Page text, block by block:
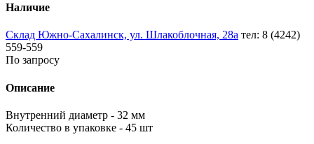
Наличие
Склад Южно-Сахалинск, ул. Шлакоблочная, 28а тел: 8 (4242)
559-559
По запросу
Описание
Внутренний диаметр - 32 мм
Количество в упаковке - 45 шт